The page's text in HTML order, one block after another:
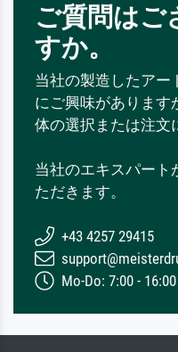
ご質問はご
すか。
当社の製造したアー
にご興味があります
体の選択または注文
当社のエキスパート
ただきます。
+43 4257 29415
Mo-Do: 7:00 -